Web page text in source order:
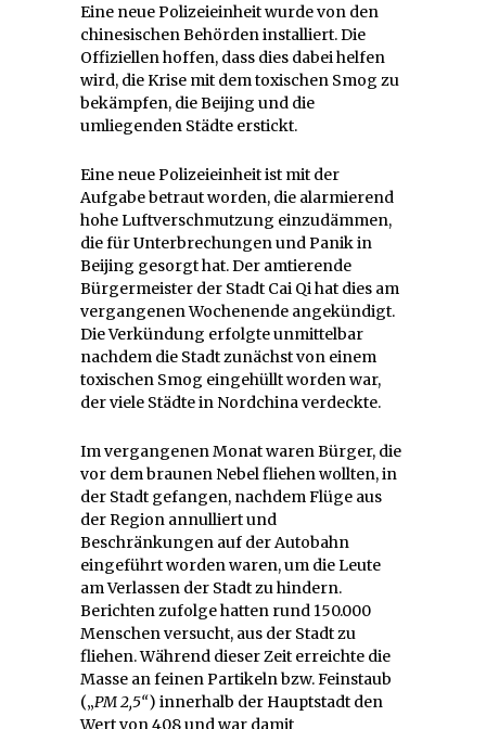
Eine neue Polizeieinheit wurde von den
chinesischen Behörden installiert. Die
Offiziellen hoffen, dass dies dabei helfen
wird, die Krise mit dem toxischen Smog zu
bekämpfen, die Beijing und die
umliegenden Städte erstickt.
Eine neue Polizeieinheit ist mit der
Aufgabe betraut worden, die alarmierend
hohe Luftverschmutzung einzudämmen,
die für Unterbrechungen und Panik in
Beijing gesorgt hat. Der amtierende
Bürgermeister der Stadt Cai Qi hat dies am
vergangenen Wochenende angekündigt.
Die Verkündung erfolgte unmittelbar
nachdem die Stadt zunächst von einem
toxischen Smog eingehüllt worden war,
der viele Städte in Nordchina verdeckte.
Im vergangenen Monat waren Bürger, die
vor dem braunen Nebel fliehen wollten, in
der Stadt gefangen, nachdem Flüge aus
der Region annulliert und
Beschränkungen auf der Autobahn
eingeführt worden waren, um die Leute
am Verlassen der Stadt zu hindern.
Berichten zufolge hatten rund 150.000
Menschen versucht, aus der Stadt zu
fliehen. Während dieser Zeit erreichte die
Masse an feinen Partikeln bzw. Feinstaub
(„PM 2,5“) innerhalb der Hauptstadt den
Wert von 408 und war damit